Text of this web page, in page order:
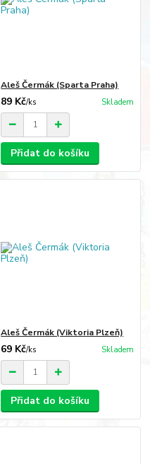
Aleš Čermák (Sparta Praha)
89 Kč/ks Skladem
Přidat do košíku
Aleš Čermák (Viktoria Plzeň)
69 Kč/ks Skladem
Přidat do košíku